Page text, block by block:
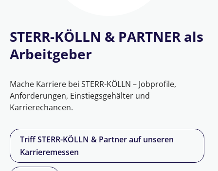
STERR-KÖLLN & PARTNER als
Arbeitgeber
Mache Karriere bei STERR-KÖLLN – Jobprofile,
Anforderungen, Einstiegsgehälter und
Karrierechancen.
Triff STERR-KÖLLN & Partner auf unseren
Karrieremessen